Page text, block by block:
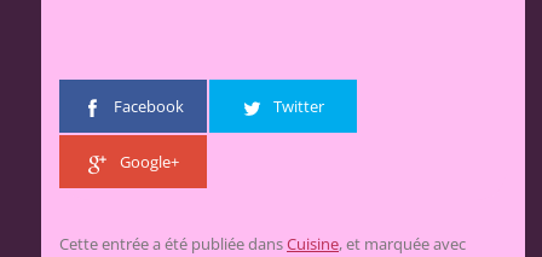
Facebook Twitter
Google+
Cette entrée a été publiée dansCuisine, et marquée avec